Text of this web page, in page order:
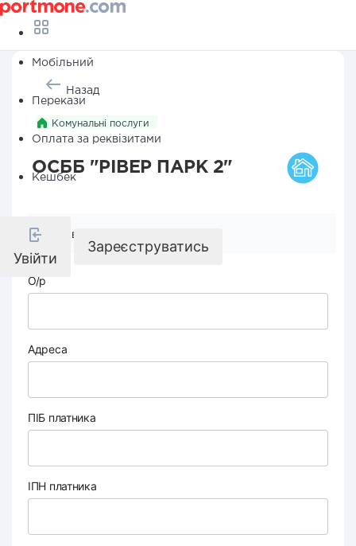
Мобільний
Перекази
Оплата за реквізитами
Кешбек
Увійти
Зареєструватись
Назад
Комунальні послуги
ОСББ "РІВЕР ПАРК 2"
Реквізити компанії
О/р
Адреса
ПІБ платника
ІПН платника